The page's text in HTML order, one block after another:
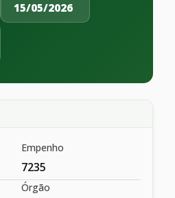
15/05/2026
Empenho
7235
Órgão